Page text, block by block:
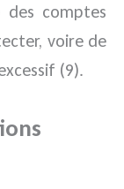
des comptes
voire de
(9).